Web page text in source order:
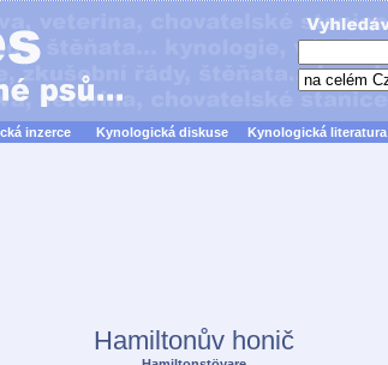
inzerce Kynologická diskuse Kynologická literatura
Hamiltonův honič